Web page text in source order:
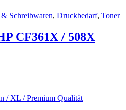
Schreibwaren, Druckbedarf, Toner
CF361X / 508X
/ XL / Premium Qualität